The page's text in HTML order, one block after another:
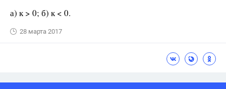
а) к > 0; б) к < 0.
28 марта 2017